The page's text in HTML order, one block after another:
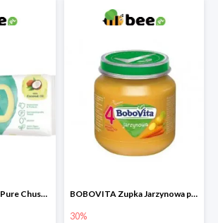
PAMPERS Coconut Pure Chusteczki nawilżające dla dzieci BOBOVITA Zupka Jarzynowa po 4 miesiącu
30%